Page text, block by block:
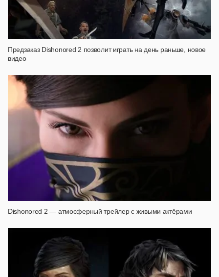
Предзаказ Dishonored 2 позволит играть на день раньше, новое
видео
Dishonored 2 — атмосферный трейлер с живыми актёрами